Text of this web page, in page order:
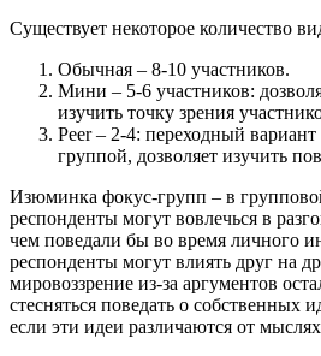
Существует некоторое количество
Обычная – 8-10 участников.
Мини – 5-6 участников:
изучить точку зрения
Peer – 2-4: переходный
группой, дозволяет изучить
Изюминка фокус-групп – в
респонденты могут вовлечься в
чем поведали бы во время личного
респонденты могут влиять друг на
мировоззрение из-за аргументов
стесняться поведать о собственных
если эти идеи различаются от